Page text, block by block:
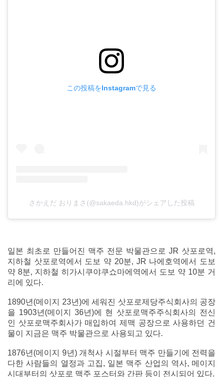
この投稿をInstagramで見る
さかえだ おりまさ(@sakaeda.hkd)がシェアした投稿
일본 최초로 만들어진 맥주 전문 박물관으로 JR 삿포로역,
지하철 삿포로역에서 도보 약 20분, JR 나에호역에서 도보
약 8분, 지하철 히가시쿠야쿠쇼마에역에서 도보 약 10분 거
리에 있다.
1890년(메이지 23년)에 세워진 삿포로제당주식회사의 공장
을 1903년(메이지 36년)에 현 삿포로맥주주식회사의 전신
인 삿포로맥주회사가 매입하여 제맥 공장으로 사용하던 건
물이 지금은 맥주 박물관으로 사용되고 있다.
1876년(메이지 9년) 개척사 시절부터 맥주 만들기에 전력을
다한 사람들의 열정과 고집, 일본 맥주 산업의 역사, 메이지
시대부터의 삿포로 맥주 포스터와 간판 등이 전시되어 있다.